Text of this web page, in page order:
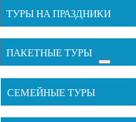
ТУРЫ НА ПРАЗДНИКИ
ПАКЕТНЫЕ ТУРЫ
СЕМЕЙНЫЕ ТУРЫ